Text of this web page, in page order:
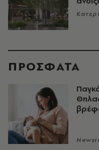
ΠΡΟΣΦΑΤΑ